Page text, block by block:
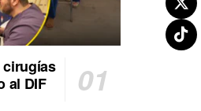
cirugías
al DIF